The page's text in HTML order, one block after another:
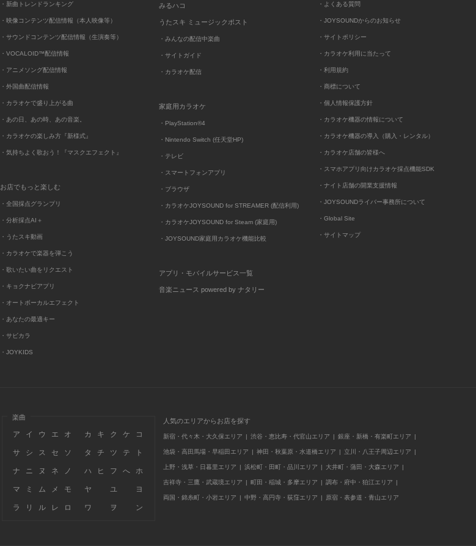
・新曲トレンドランキング
・映像コンテンツ配信情報（本人映像等）
・サウンドコンテンツ配信情報（生演奏等）
・VOCALOID™配信情報
・アニメソング配信情報
・外国曲配信情報
・カラオケで盛り上がる曲
・あの日、あの時、あの音楽。
・カラオケの楽しみ方『新様式』
・気持ちよく歌おう！『マスクエフェクト』
お店でもっと楽しむ
・全国採点グランプリ
・分析採点AI＋
・うたスキ動画
・カラオケで楽器を弾こう
・歌いたい曲をリクエスト
・キョクナビアプリ
・オートボーカルエフェクト
・あなたの最適キー
・サビカラ
・JOYKIDS
みるハコ
うたスキ ミュージックポスト
・みんなの配信中楽曲
・サイトガイド
・カラオケ配信
家庭用カラオケ
・PlayStation®4
・Nintendo Switch (任天堂HP)
・テレビ
・スマートフォンアプリ
・ブラウザ
・カラオケJOYSOUND for STREAMER (配信利用)
・カラオケJOYSOUND for Steam (家庭用)
・JOYSOUND家庭用カラオケ機能比較
アプリ・モバイルサービス一覧
音楽ニュース powered by ナタリー
・よくある質問
・JOYSOUNDからのお知らせ
・サイトポリシー
・カラオケ利用に当たって
・利用規約
・商標について
・個人情報保護方針
・カラオケ機器の情報について
・カラオケ機器の導入（購入・レンタル）
・カラオケ店舗の皆様へ
・スマホアプリ向けカラオケ採点機能SDK
・ナイト店舗の開業支援情報
・JOYSOUNDライバー事務所について
・Global Site
・サイトマップ
楽曲
ア イ ウ エ オ カ キ ク ケ コ
サ シ ス セ ソ タ チ ツ テ ト
ナ ニ ヌ ネ ノ ハ ヒ フ へ ホ
マ ミ ム メ モ ヤ ユ ヨ
ラ リ ル レ ロ ワ ヲ ン
人気のエリアからお店を探す
新宿・代々木・大久保エリア 渋谷・恵比寿・代官山エリア 銀座・新橋・有楽町エリア
池袋・高田馬場・早稲田エリア 神田・秋葉原・水道橋エリア 立川・八王子周辺エリア
上野・浅草・日暮里エリア 浜松町・田町・品川エリア 大井町・蒲田・大森エリア
吉祥寺・三鷹・武蔵境エリア 町田・稲城・多摩エリア 調布・府中・狛江エリア
両国・錦糸町・小岩エリア 中野・高円寺・荻窪エリア 原宿・表参道・青山エリア